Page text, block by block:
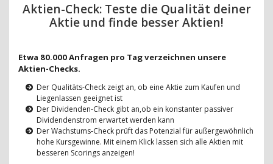
Aktien-Check: Teste die Qualität deiner
Aktie und finde besser Aktien!
Etwa 80.000 Anfragen pro Tag verzeichnen unsere
Aktien-Checks.
Der Qualitäts-Check zeigt an, ob eine Aktie zum Kaufen und
Liegenlassen geeignet ist
Der Dividenden-Check gibt an,ob ein konstanter passiver
Dividendenstrom erwartet werden kann
Der Wachstums-Check prüft das Potenzial für außergewöhnlich
hohe Kursgewinne. Mit einem Klick lassen sich alle Aktien mit
besseren Scorings anzeigen!